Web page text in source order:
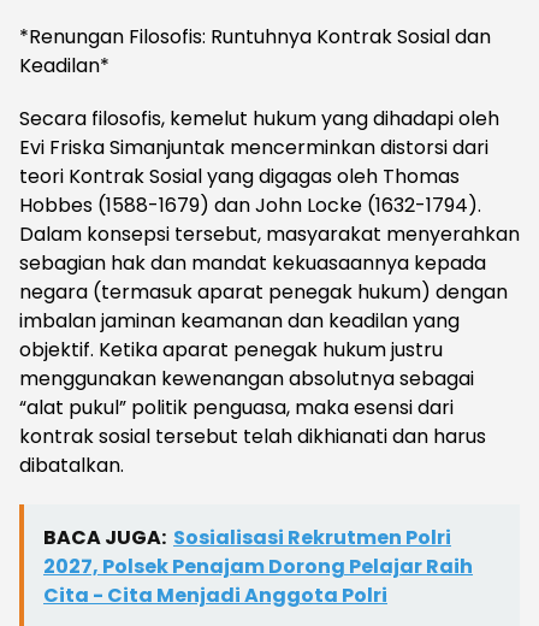
*Renungan Filosofis: Runtuhnya Kontrak Sosial dan
Keadilan*
Secara filosofis, kemelut hukum yang dihadapi oleh
Evi Friska Simanjuntak mencerminkan distorsi dari
teori Kontrak Sosial yang digagas oleh Thomas
Hobbes (1588-1679) dan John Locke (1632-1794).
Dalam konsepsi tersebut, masyarakat menyerahkan
sebagian hak dan mandat kekuasaannya kepada
negara (termasuk aparat penegak hukum) dengan
imbalan jaminan keamanan dan keadilan yang
objektif. Ketika aparat penegak hukum justru
menggunakan kewenangan absolutnya sebagai
“alat pukul” politik penguasa, maka esensi dari
kontrak sosial tersebut telah dikhianati dan harus
dibatalkan.
BACA JUGA: Sosialisasi Rekrutmen Polri
2027, Polsek Penajam Dorong Pelajar Raih
Cita - Cita Menjadi Anggota Polri